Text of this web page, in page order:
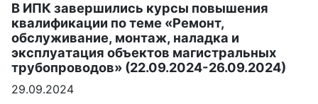
В ИПК завершились курсы повышения
квалификации по теме «Ремонт,
обслуживание, монтаж, наладка и
эксплуатация объектов магистральных
трубопроводов» (22.09.2024-26.09.2024)
29.09.2024